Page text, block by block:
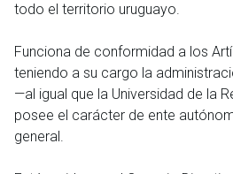
todo el territorio uruguayo.
Funciona de conformidad a los
teniendo a su cargo la
—al igual que la Universidad de la
posee el carácter de ente
general.